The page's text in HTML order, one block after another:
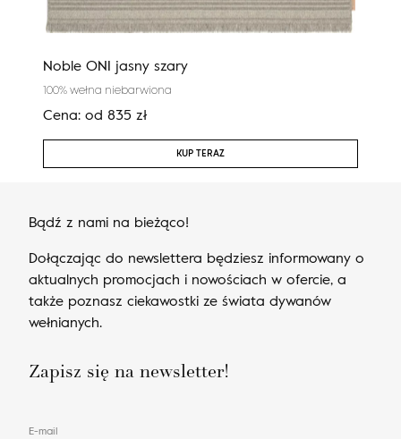
Noble ONI jasny szary
100% wełna niebarwiona
Cena: od 835 zł
KUP TERAZ
Bądź z nami na bieżąco!
Dołączając do newslettera będziesz informowany o
aktualnych promocjach i nowościach w ofercie, a
także poznasz ciekawostki ze świata dywanów
wełnianych.
Zapisz się na newsletter!
E-mail